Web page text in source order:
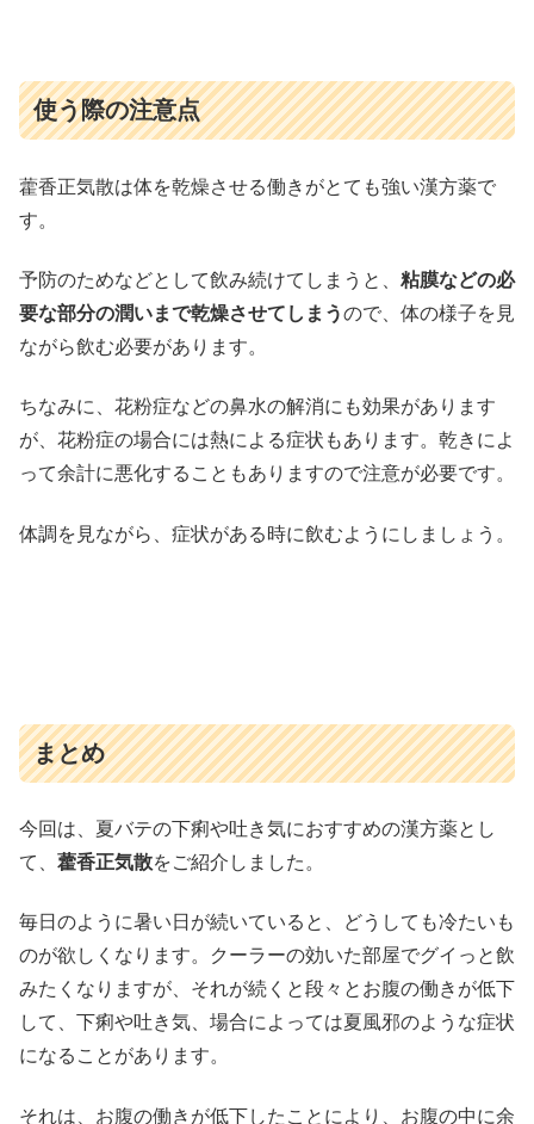
使う際の注意点
藿香正気散は体を乾燥させる働きがとても強い漢方薬で
す。
予防のためなどとして飲み続けてしまうと、 粘膜などの必
要な部分の潤いまで乾燥させてしまうので、体の様子を見
ながら飲む必要があります。
ちなみに、花粉症などの鼻水の解消にも効果があります
が、花粉症の場合には熱による症状もあります。乾きによ
って余計に悪化することもありますので注意が必要です。
体調を見ながら、症状がある時に飲むようにしましょう。
まとめ
今回は、夏バテの下痢や吐き気におすすめの漢方薬とし
て、 藿香正気散をご紹介しました。
毎日のように暑い日が続いていると、どうしても冷たいも
のが欲しくなります。クーラーの効いた部屋でグイっと飲
みたくなりますが、それが続くと段々とお腹の働きが低下
して、下痢や吐き気、場合によっては夏風邪のような症状
になることがあります。
それは、お腹の働きが低下したことにより、お腹の中に余